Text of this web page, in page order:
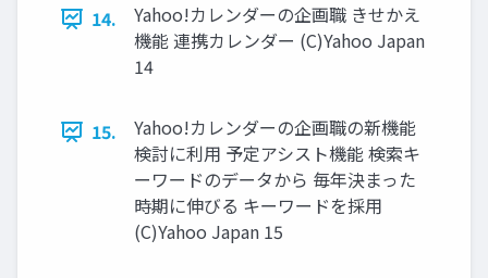
14.
Yahoo!カレンダーの企画職 きせかえ
機能 連携カレンダー (C)Yahoo Japan
14
15.
Yahoo!カレンダーの企画職の新機能
検討に利⽤ 予定アシスト機能 検索キ
ーワードのデータから 毎年決まった
時期に伸びる キーワードを採⽤
(C)Yahoo Japan 15